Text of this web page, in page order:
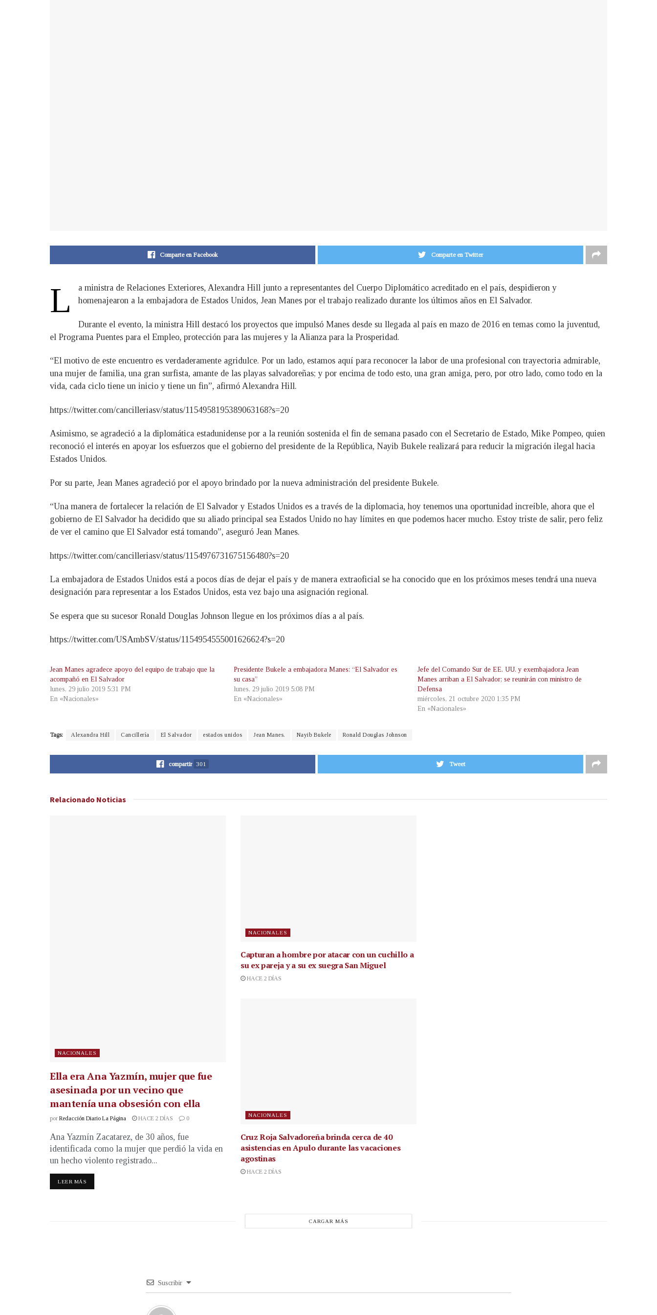
Comparte en Facebook Comparte en Twitter
L
a ministra de Relaciones Exteriores, Alexandra Hill junto a representantes del Cuerpo Diplomático acreditado en el país, despidieron y
homenajearon a la embajadora de Estados Unidos, Jean Manes por el trabajo realizado durante los últimos años en El Salvador.
Durante el evento, la ministra Hill destacó los proyectos que impulsó Manes desde su llegada al país en mazo de 2016 en temas como la juventud,
el Programa Puentes para el Empleo, protección para las mujeres y la Alianza para la Prosperidad.
“El motivo de este encuentro es verdaderamente agridulce. Por un lado, estamos aquí para reconocer la labor de una profesional con trayectoria admirable,
una mujer de familia, una gran surfista, amante de las playas salvadoreñas; y por encima de todo esto, una gran amiga, pero, por otro lado, como todo en la
vida, cada ciclo tiene un inicio y tiene un fin”, afirmó Alexandra Hill.
https://twitter.com/cancilleriasv/status/1154958195389063168?s=20
Asimismo, se agradeció a la diplomática estadunidense por a la reunión sostenida el fin de semana pasado con el Secretario de Estado, Mike Pompeo, quien
reconoció el interés en apoyar los esfuerzos que el gobierno del presidente de la República, Nayib Bukele realizará para reducir la migración ilegal hacia
Estados Unidos.
Por su parte, Jean Manes agradeció por el apoyo brindado por la nueva administración del presidente Bukele.
“Una manera de fortalecer la relación de El Salvador y Estados Unidos es a través de la diplomacia, hoy tenemos una oportunidad increíble, ahora que el
gobierno de El Salvador ha decidido que su aliado principal sea Estados Unido no hay límites en que podemos hacer mucho. Estoy triste de salir, pero feliz
de ver el camino que El Salvador está tomando”, aseguró Jean Manes.
https://twitter.com/cancilleriasv/status/1154976731675156480?s=20
La embajadora de Estados Unidos está a pocos días de dejar el país y de manera extraoficial se ha conocido que en los próximos meses tendrá una nueva
designación para representar a los Estados Unidos, esta vez bajo una asignación regional.
Se espera que su sucesor Ronald Douglas Johnson llegue en los próximos días a al país.
https://twitter.com/USAmbSV/status/1154954555001626624?s=20
Jean Manes agradece apoyo del equipo de trabajo que la
acompañó en El Salvador
lunes, 29 julio 2019 5:31 PM
En «Nacionales»
Presidente Bukele a embajadora Manes: “El Salvador es
su casa”
lunes, 29 julio 2019 5:08 PM
En «Nacionales»
Jefe del Comando Sur de EE. UU. y exembajadora Jean
Manes arriban a El Salvador; se reunirán con ministro de
Defensa
miércoles, 21 octubre 2020 1:35 PM
En «Nacionales»
Tags: Alexandra Hill Cancillería El Salvador estados unidos Jean Manes. Nayib Bukele Ronald Douglas Johnson
compartir 301 Tweet
Relacionado Noticias
NACIONALES
Ella era Ana Yazmín, mujer que fue
asesinada por un vecino que
mantenía una obsesión con ella
por Redacción Diario La Página HACE 2 DÍAS 0
Ana Yazmín Zacatarez, de 30 años, fue
identificada como la mujer que perdió la vida en
un hecho violento registrado...
LEER MÁS
NACIONALES
Capturan a hombre por atacar con un cuchillo a
su ex pareja y a su ex suegra San Miguel
HACE 2 DÍAS
NACIONALES
Cruz Roja Salvadoreña brinda cerca de 40
asistencias en Apulo durante las vacaciones
agostinas
HACE 2 DÍAS
CARGAR MÁS
Suscribir